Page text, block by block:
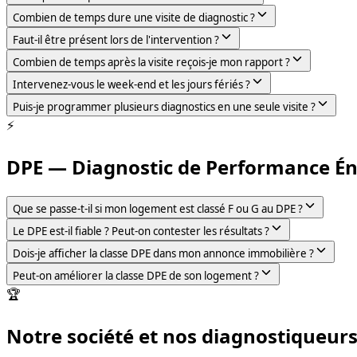
Combien de temps dure une visite de diagnostic ?
Faut-il être présent lors de l'intervention ?
Combien de temps après la visite reçois-je mon rapport ?
Intervenez-vous le week-end et les jours fériés ?
Puis-je programmer plusieurs diagnostics en une seule visite ?
⚡
DPE — Diagnostic de Performance
Que se passe-t-il si mon logement est classé F ou G au DPE ?
Le DPE est-il fiable ? Peut-on contester les résultats ?
Dois-je afficher la classe DPE dans mon annonce immobilière ?
Peut-on améliorer la classe DPE de son logement ?
🏆
Notre société et nos diagnostiqueurs